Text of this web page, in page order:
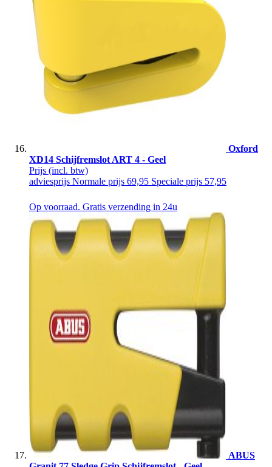
Oxford
XD14 Schijfremslot ART 4 - Geel
Prijs (incl. btw)
adviesprijs Normale prijs 69,95 Speciale prijs 57,95
Op voorraad. Gratis verzending in 24u
ABUS